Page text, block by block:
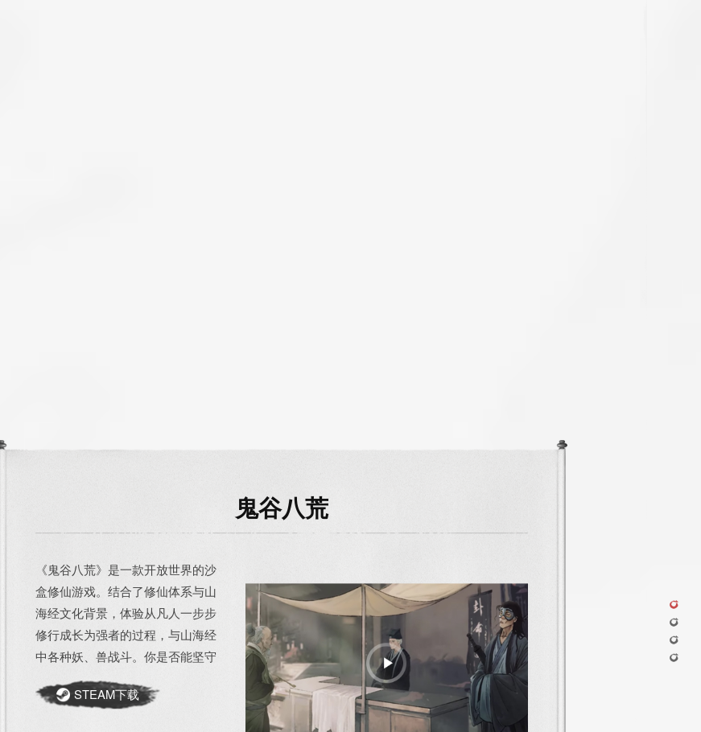
鬼谷八荒
《鬼谷八荒》是一款开放世界的沙
盒修仙游戏。结合了修仙体系与山
海经文化背景，体验从凡人一步步
修行成长为强者的过程，与山海经
中各种妖、兽战斗。你是否能坚守
本心，与困难做斗争；慎做抉择，
把握自己的命运。
STEAM下载
的修仙肉鸽卡牌冒险游戏。玩家将
下，踏入危机四伏却又机遇无限的
上古秘境展开历练。
游戏重新搭建了卡牌、神器、精石
三重构筑体系，你可以自由搭配数